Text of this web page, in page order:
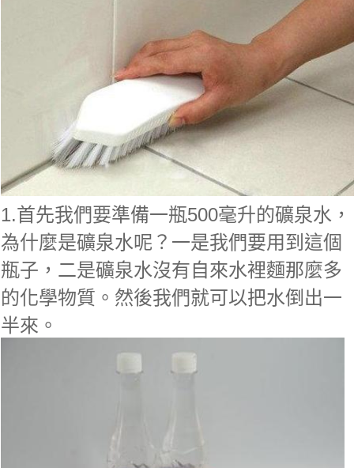
1.首先我們要準備一瓶500毫升的礦泉水，
為什麼是礦泉水呢？一是我們要用到這個
瓶子，二是礦泉水沒有自來水裡麵那麼多
的化學物質。然後我們就可以把水倒出一
半來。